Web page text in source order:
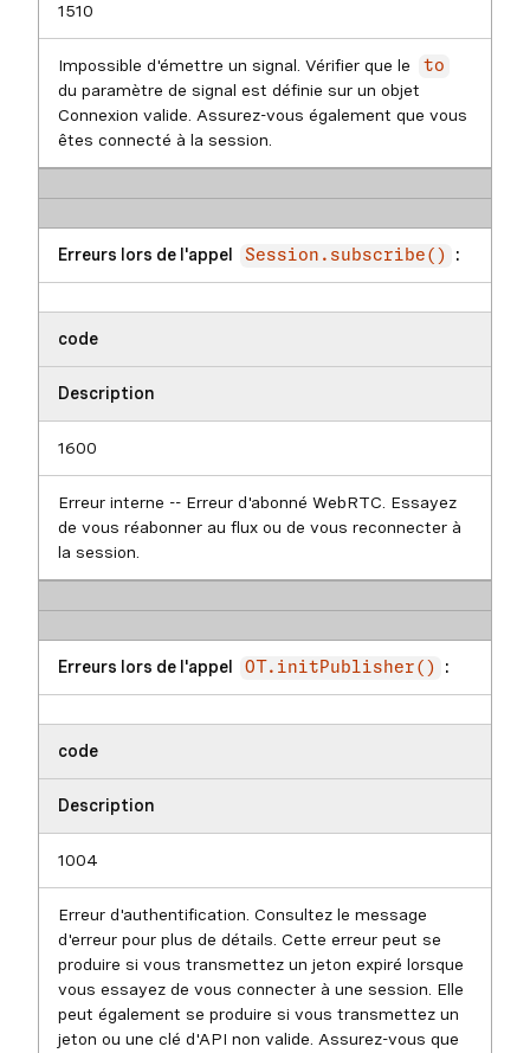
1510
Impossible d'émettre un signal. Vérifier que le to
du paramètre de signal est définie sur un objet
Connexion valide. Assurez-vous également que vous
êtes connecté à la session.
Erreurs lors de l'appel Session.subscribe() :
code
Description
1600
Erreur interne -- Erreur d'abonné WebRTC. Essayez
de vous réabonner au flux ou de vous reconnecter à
la session.
Erreurs lors de l'appel OT.initPublisher() :
code
Description
1004
Erreur d'authentification. Consultez le message
d'erreur pour plus de détails. Cette erreur peut se
produire si vous transmettez un jeton expiré lorsque
vous essayez de vous connecter à une session. Elle
peut également se produire si vous transmettez un
jeton ou une clé d'API non valide. Assurez-vous que